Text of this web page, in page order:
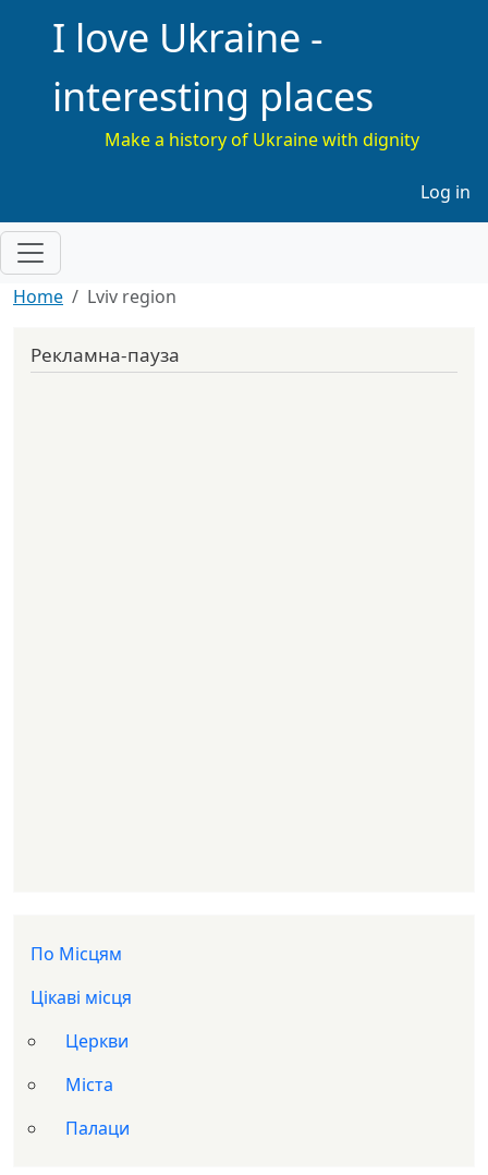
I love Ukraine -
interesting places
Make a history of Ukraine with dignity
Log in
Home Lviv region
Рекламна-пауза
По Місцям
Цікаві місця
Церкви
Міста
Палаци